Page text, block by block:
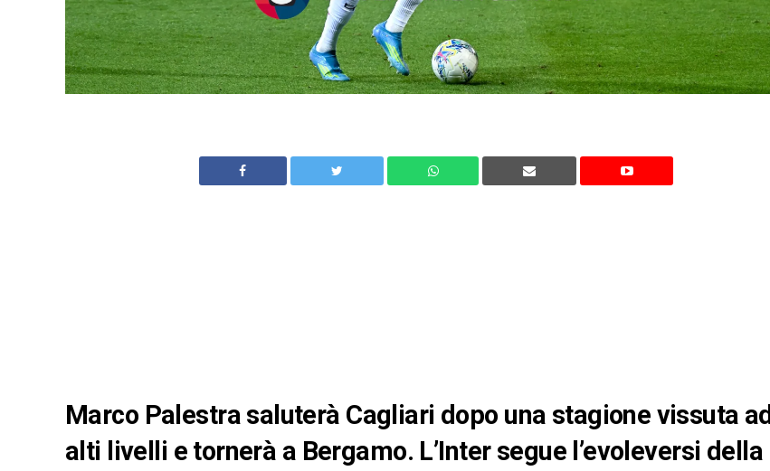
Marco Palestra saluterà Cagliari dopo una stagione vissuta ad
alti livelli e tornerà a Bergamo. L’Inter segue l’evoleversi della